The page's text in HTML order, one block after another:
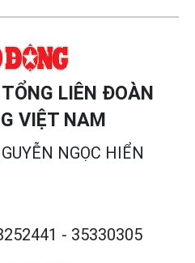
LIÊN ĐOÀN
VIỆT NAM
NGỌC HIỂN
- 35330305